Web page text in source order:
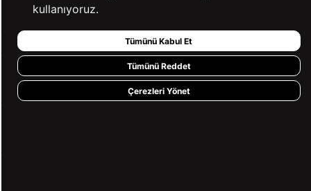
KURUMSAL
kullanıyoruz.
Tümünü Kabul Et
Tümünü Reddet
Çerezleri Yönet